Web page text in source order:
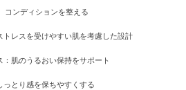
コンディションを整える
レスを受けやすい肌を考慮した設計
肌のうるおい保持をサポート
とり感を保ちやすくする